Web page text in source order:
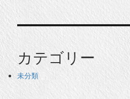
カテゴリー
未分類